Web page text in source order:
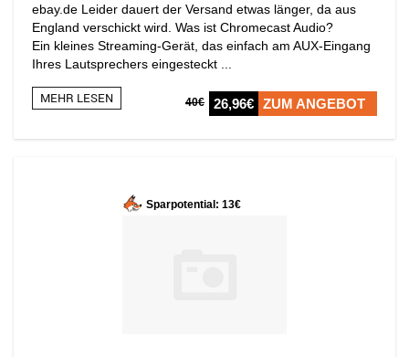
ebay.de Leider dauert der Versand etwas länger, da aus
England verschickt wird. Was ist Chromecast Audio?
Ein kleines Streaming-Gerät, das einfach am AUX-Eingang
Ihres Lautsprechers eingesteckt ...
MEHR LESEN 40€ 26,96€ ZUM ANGEBOT
Sparpotential: 13€